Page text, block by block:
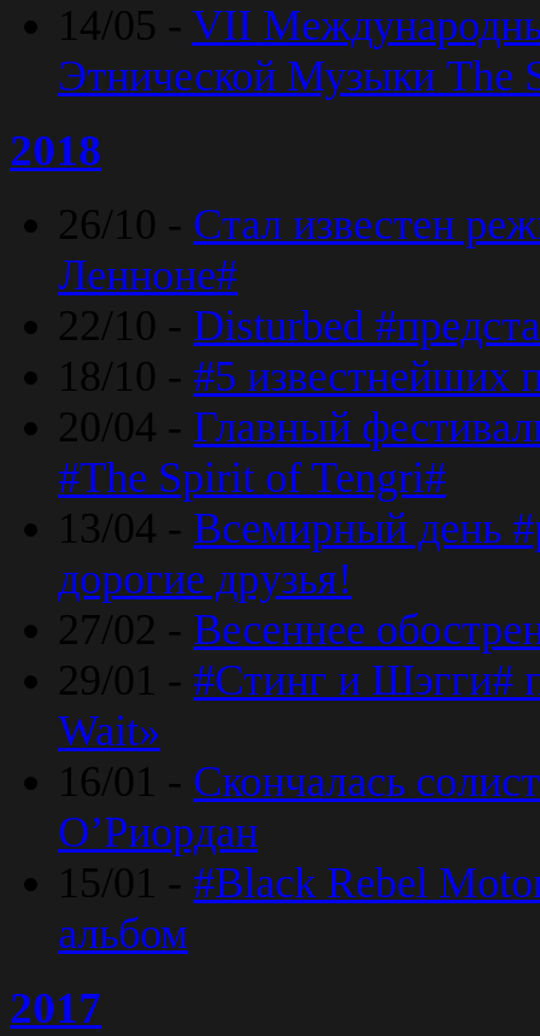
14/05 - VII
Этнической Музыки The
2018
26/10 - Стал известен
Ленноне#
22/10 - Disturbed
18/10 - #5 известнейших
20/04 - Главный
#The Spirit of Tengri#
13/04 - Всемирный день
дорогие друзья!
27/02 - Весеннее
29/01 - #Стинг и Шэгги#
Wait»
16/01 - Скончалась
O’Риордан
15/01 - #Black Rebel
альбом
2017